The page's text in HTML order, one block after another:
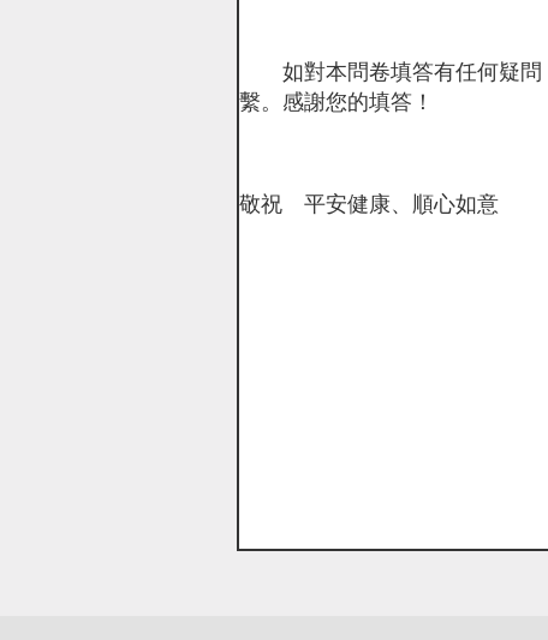
如對本問卷填答有任何疑問
繫。感謝您的填答！
敬祝 平安健康、順心如意
中國文
主辦單位：學
協辦單位：各
聯絡電話：
聯絡信箱：